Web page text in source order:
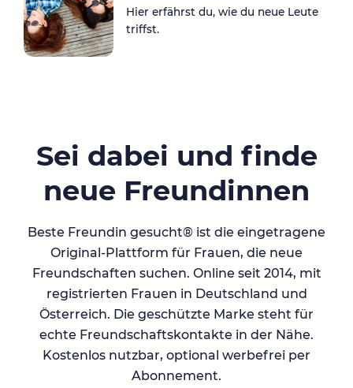
Hier erfährst du, wie du neue Leute
triffst.
Sei dabei und finde
neue Freundinnen
Beste Freundin gesucht® ist die eingetragene
Original-Plattform für Frauen, die neue
Freundschaften suchen. Online seit 2014, mit
registrierten Frauen in Deutschland und
Österreich. Die geschützte Marke steht für
echte Freundschaftskontakte in der Nähe.
Kostenlos nutzbar, optional werbefrei per
Abonnement.